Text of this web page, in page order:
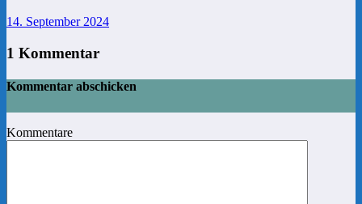
14. September 2024
1 Kommentar
Kommentar abschicken
Kommentare